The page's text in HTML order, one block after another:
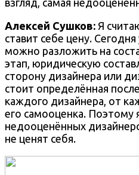
взгляд, самая
Алексей Сушков: Я
ставит себе цену.
можно разложить на
этап, юридическую
сторону дизайнера или
стоит определённая
каждого дизайнера, от
его самооценка. Поэтому
недооценённых
не ценят себя.